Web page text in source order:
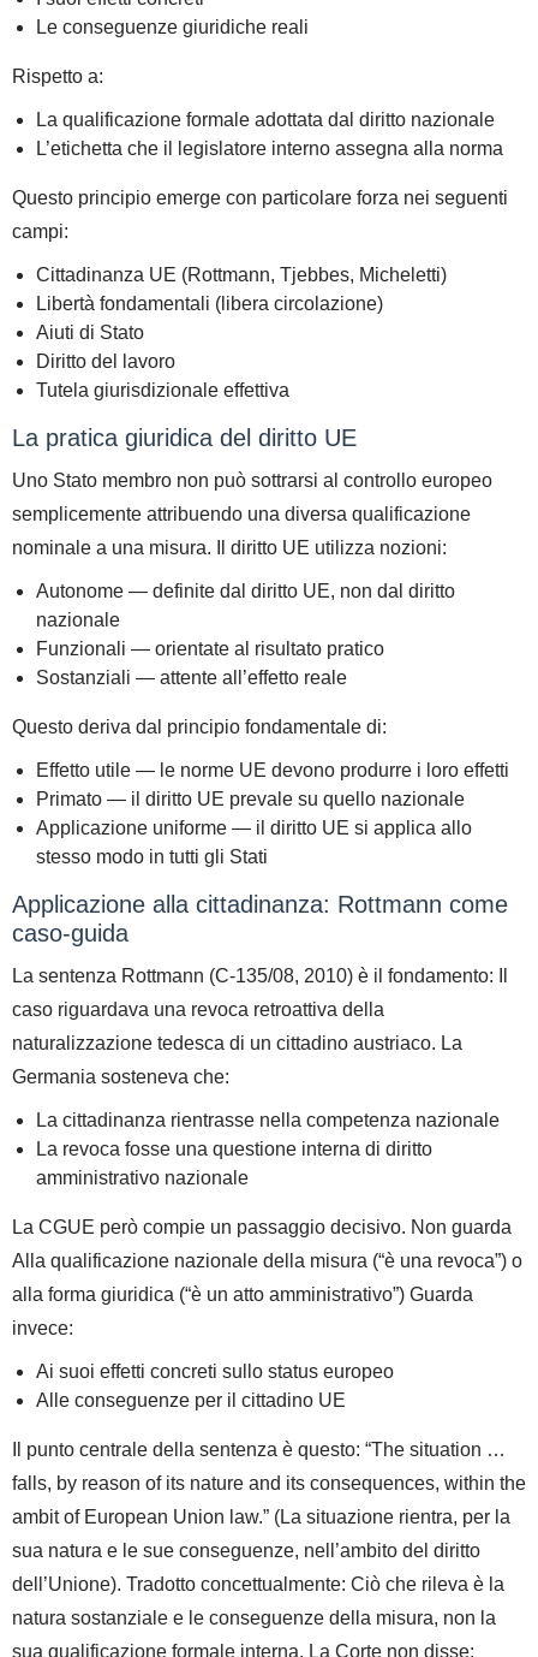
Le conseguenze giuridiche reali
Rispetto a:
La qualificazione formale adottata dal diritto nazionale
L’etichetta che il legislatore interno assegna alla norma
Questo principio emerge con particolare forza nei seguenti
campi:
Cittadinanza UE (Rottmann, Tjebbes, Micheletti)
Libertà fondamentali (libera circolazione)
Aiuti di Stato
Diritto del lavoro
Tutela giurisdizionale effettiva
La pratica giuridica del diritto UE
Uno Stato membro non può sottrarsi al controllo europeo
semplicemente attribuendo una diversa qualificazione
nominale a una misura. Il diritto UE utilizza nozioni:
Autonome — definite dal diritto UE, non dal diritto
nazionale
Funzionali — orientate al risultato pratico
Sostanziali — attente all’effetto reale
Questo deriva dal principio fondamentale di:
Effetto utile — le norme UE devono produrre i loro effetti
Primato — il diritto UE prevale su quello nazionale
Applicazione uniforme — il diritto UE si applica allo
stesso modo in tutti gli Stati
Applicazione alla cittadinanza: Rottmann come
caso-guida
La sentenza Rottmann (C-135/08, 2010) è il fondamento:
caso riguardava una revoca retroattiva della
naturalizzazione tedesca di un cittadino austriaco. La
Germania sosteneva che:
La cittadinanza rientrasse nella competenza nazionale
La revoca fosse una questione interna di diritto
amministrativo nazionale
La CGUE però compie un passaggio decisivo. Non guarda
Alla qualificazione nazionale della misura (“è una revoca”) o
alla forma giuridica (“è un atto amministrativo”) Guarda
invece:
Ai suoi effetti concreti sullo status europeo
Alle conseguenze per il cittadino UE
Il punto centrale della sentenza è questo: “The situation …
falls, by reason of its nature and its consequences, within the
ambit of European Union law.” (La situazione rientra, per la
sua natura e le sue conseguenze, nell’ambito del diritto
dell’Unione). Tradotto concettualmente: Ciò che rileva è la
natura sostanziale e le conseguenze della misura, non la
sua qualificazione formale interna. La Corte non disse: